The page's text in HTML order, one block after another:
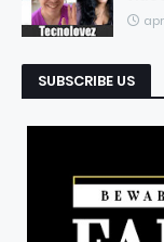
SUBSCRIBE US